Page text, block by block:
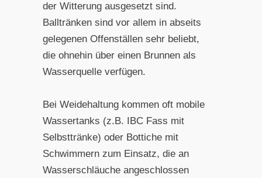
der Witterung ausgesetzt sind.
Balltränken sind vor allem in abseits
gelegenen Offenställen sehr beliebt,
die ohnehin über einen Brunnen als
Wasserquelle verfügen.
Bei Weidehaltung kommen oft mobile
Wassertanks (z.B. IBC Fass mit
Selbsttränke) oder Bottiche mit
Schwimmern zum Einsatz, die an
Wasserschläuche angeschlossen